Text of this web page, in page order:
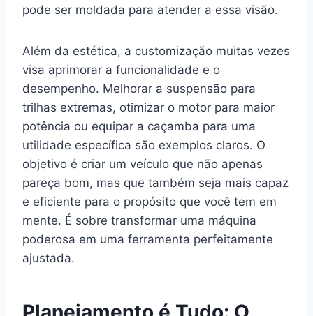
pode ser moldada para atender a essa visão.
Além da estética, a customização muitas vezes
visa aprimorar a funcionalidade e o
desempenho. Melhorar a suspensão para
trilhas extremas, otimizar o motor para maior
potência ou equipar a caçamba para uma
utilidade específica são exemplos claros. O
objetivo é criar um veículo que não apenas
pareça bom, mas que também seja mais capaz
e eficiente para o propósito que você tem em
mente. É sobre transformar uma máquina
poderosa em uma ferramenta perfeitamente
ajustada.